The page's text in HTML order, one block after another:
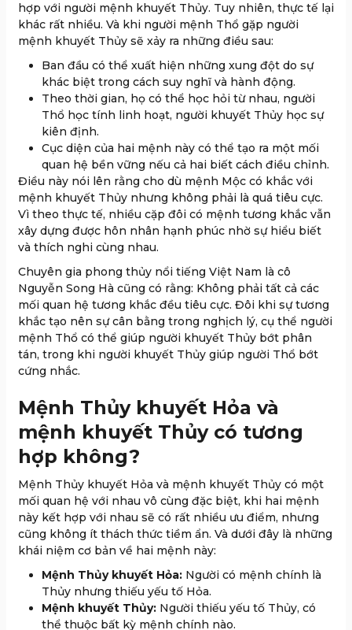
hợp với người mệnh khuyết Thủy. Tuy nhiên, thực tế lại
khác rất nhiều. Và khi người mệnh Thổ gặp người
mệnh khuyết Thủy sẽ xảy ra những điều sau:
Ban đầu có thể xuất hiện những xung đột do sự
khác biệt trong cách suy nghĩ và hành động.
Theo thời gian, họ có thể học hỏi từ nhau, người
Thổ học tính linh hoạt, người khuyết Thủy học sự
kiên định.
Cục diện của hai mệnh này có thể tạo ra một mối
quan hệ bền vững nếu cả hai biết cách điều chỉnh.
Điều này nói lên rằng cho dù mệnh Mộc có khắc với
mệnh khuyết Thủy nhưng không phải là quá tiêu cực.
Vì theo thực tế, nhiều cặp đôi có mệnh tương khắc vẫn
xây dựng được hôn nhân hạnh phúc nhờ sự hiểu biết
và thích nghi cùng nhau.
Chuyên gia phong thủy nổi tiếng Việt Nam là cô
Nguyễn Song Hà cũng có rằng: Không phải tất cả các
mối quan hệ tương khắc đều tiêu cực. Đôi khi sự tương
khắc tạo nên sự cân bằng trong nghịch lý, cụ thể người
mệnh Thổ có thể giúp người khuyết Thủy bớt phân
tán, trong khi người khuyết Thủy giúp người Thổ bớt
cứng nhắc.
Mệnh Thủy khuyết Hỏa và
mệnh khuyết Thủy có tương
hợp không?
Mệnh Thủy khuyết Hỏa và mệnh khuyết Thủy có một
mối quan hệ với nhau vô cùng đặc biệt, khi hai mệnh
này kết hợp với nhau sẽ có rất nhiều ưu điểm, nhưng
cũng không ít thách thức tiềm ẩn. Và dưới đây là những
khái niệm cơ bản về hai mệnh này:
Mệnh Thủy khuyết Hỏa: Người có mệnh chính là
Thủy nhưng thiếu yếu tố Hỏa.
Mệnh khuyết Thủy: Người thiếu yếu tố Thủy, có
thể thuộc bất kỳ mệnh chính nào.